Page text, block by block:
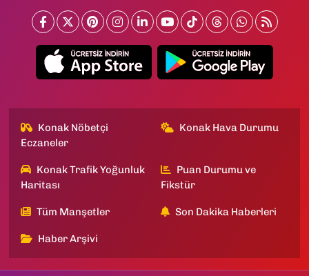
Konak Nöbetçi
Eczaneler
Konak Hava Durumu
Konak Trafik Yoğunluk
Haritası
Puan Durumu ve
Fikstür
Tüm Manşetler Son Dakika Haberleri
Haber Arşivi